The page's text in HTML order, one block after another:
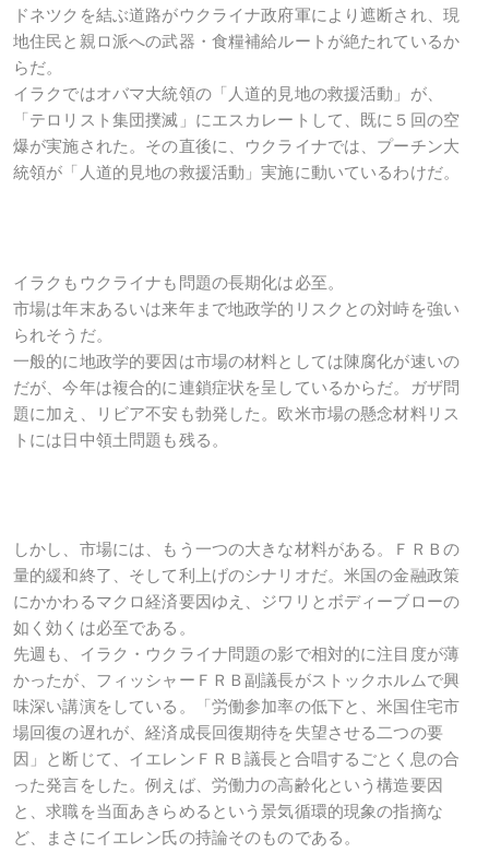
ドネツクを結ぶ道路がウクライナ政府軍により遮断され、現
地住民と親ロ派への武器・食糧補給ルートが絶たれているか
らだ。
イラクではオバマ大統領の「人道的見地の救援活動」が、
「テロリスト集団撲滅」にエスカレートして、既に５回の空
爆が実施された。その直後に、ウクライナでは、プーチン大
統領が「人道的見地の救援活動」実施に動いているわけだ。
イラクもウクライナも問題の長期化は必至。
市場は年末あるいは来年まで地政学的リスクとの対峙を強い
られそうだ。
一般的に地政学的要因は市場の材料としては陳腐化が速いの
だが、今年は複合的に連鎖症状を呈しているからだ。ガザ問
題に加え、リビア不安も勃発した。欧米市場の懸念材料リス
トには日中領土問題も残る。
しかし、市場には、もう一つの大きな材料がある。ＦＲＢの
量的緩和終了、そして利上げのシナリオだ。米国の金融政策
にかかわるマクロ経済要因ゆえ、ジワリとボディーブローの
如く効くは必至である。
先週も、イラク・ウクライナ問題の影で相対的に注目度が薄
かったが、フィッシャーＦＲＢ副議長がストックホルムで興
味深い講演をしている。「労働参加率の低下と、米国住宅市
場回復の遅れが、経済成長回復期待を失望させる二つの要
因」と断じて、イエレンＦＲＢ議長と合唱するごとく息の合
った発言をした。例えば、労働力の高齢化という構造要因
と、求職を当面あきらめるという景気循環的現象の指摘な
ど、まさにイエレン氏の持論そのものである。